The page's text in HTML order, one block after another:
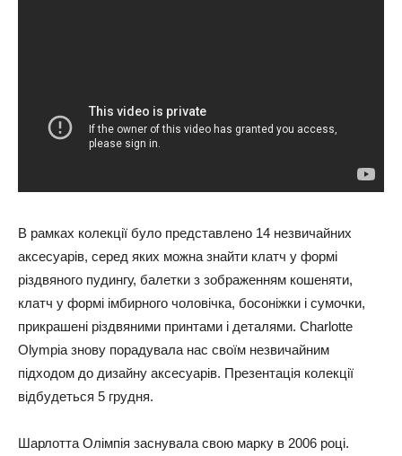
В рамках колекції було представлено 14 незвичайних
аксесуарів, серед яких можна знайти клатч у формі
різдвяного пудингу, балетки з зображенням кошеняти,
клатч у формі імбирного чоловічка, босоніжки і сумочки,
прикрашені різдвяними принтами і деталями. Charlotte
Olympia знову порадувала нас своїм незвичайним
підходом до дизайну аксесуарів. Презентація колекції
відбудеться 5 грудня.
Шарлотта Олімпія заснувала свою марку в 2006 році.